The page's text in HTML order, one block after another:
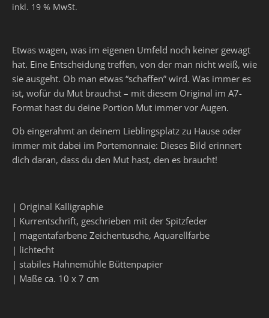
inkl. 19 % MwSt.
Etwas wagen, was im eigenen Umfeld noch keiner gewagt
hat. Eine Entscheidung treffen, von der man nicht weiß, wie
sie ausgeht. Ob man etwas “schaffen” wird. Was immer es
ist, wofür du Mut brauchst – mit diesem Original im A7-
Format hast du deine Portion Mut immer vor Augen.
Ob eingerahmt an deinem Lieblingsplatz zu Hause oder
immer mit dabei im Portemonnaie: Dieses Bild erinnert
dich daran, dass du den Mut hast, den es braucht!
| Original Kalligraphie
| Kurrentschrift, geschrieben mit der Spitzfeder
| magentafarbene Zeichentusche, Aquarellfarbe
| lichtecht
| stabiles Hahnemühle Büttenpapier
| Maße ca. 10 x 7 cm